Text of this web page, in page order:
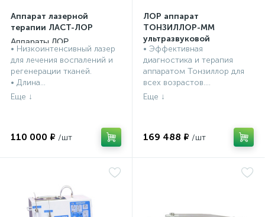
Аппарат лазерной
терапии ЛАСТ-ЛОР
Аппараты ЛОР
процедурные
• Низкоинтенсивный лазер
для лечения воспалений и
регенерации тканей.
• Длина...
110 000 ₽
ЛОР аппарат
ТОНЗИЛЛОР-ММ
ультразвуковой
низкочастотный
Аппараты ЛОР
процедурные
• Эффективная
диагностика и терапия
аппаратом Тонзиллор для
всех возрастов....
169 488 ₽